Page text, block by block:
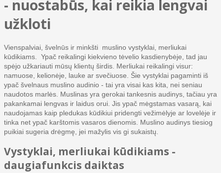
- nuostabūs, kai reikia lengvai
užkloti
Vienspalviai, švelnūs ir minkšti muslino vystyklai, merliukai
kūdikiams. Ypač reikalingi kiekvieno tėvelio kasdienybėje, tad jau
spėjo užkariauti mūsų klientų širdis. Merliukai reikalingi visur:
namuose, kelionėje, lauke ar svečiuose. Šie vystyklai pagaminti iš
ypač švelnaus muslino audinio - tai yra visai kas kita, nei seniau
naudotos marlės. Muslinas yra gerokai tankesnis audinys, tačiau yra
pakankamai lengvas ir laidus orui. Jis ypač mėgstamas vasarą, kai
naudojamas kaip pledukas kūdikiui pridengti vežimėlyje ar lovelėje ir
tinka net ypač karštomis vasaros dienomis. Muslino audinys tiesiog
puikiai sugeria drėgmę, jei mažylis vis gi sukaistų.
Vystyklai, merliukai kūdikiams -
daugiafunkcis daiktas